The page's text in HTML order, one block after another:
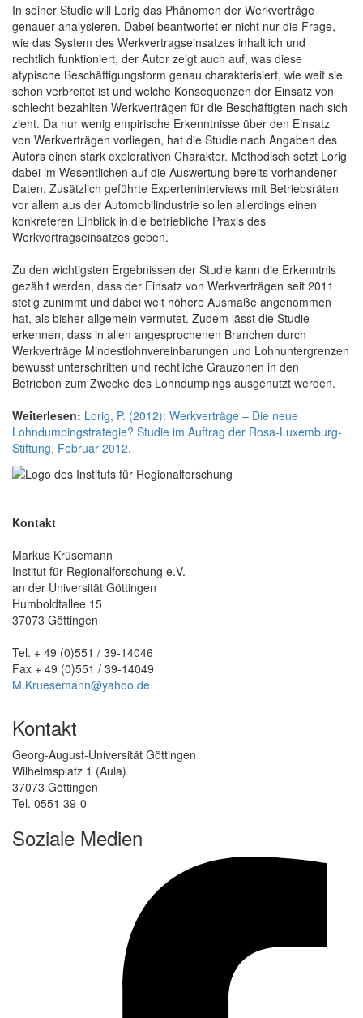
In seiner Studie will Lorig das Phänomen der Werkverträge
genauer analysieren. Dabei beantwortet er nicht nur die Frage,
wie das System des Werkvertragseinsatzes inhaltlich und
rechtlich funktioniert, der Autor zeigt auch auf, was diese
atypische Beschäftigungsform genau charakterisiert, wie weit sie
schon verbreitet ist und welche Konsequenzen der Einsatz von
schlecht bezahlten Werkverträgen für die Beschäftigten nach sich
zieht. Da nur wenig empirische Erkenntnisse über den Einsatz
von Werkverträgen vorliegen, hat die Studie nach Angaben des
Autors einen stark explorativen Charakter. Methodisch setzt Lorig
dabei im Wesentlichen auf die Auswertung bereits vorhandener
Daten. Zusätzlich geführte Experteninterviews mit Betriebsräten
vor allem aus der Automobilindustrie sollen allerdings einen
konkreteren Einblick in die betriebliche Praxis des
Werkvertragseinsatzes geben.
Zu den wichtigsten Ergebnissen der Studie kann die Erkenntnis
gezählt werden, dass der Einsatz von Werkverträgen seit 2011
stetig zunimmt und dabei weit höhere Ausmaße angenommen
hat, als bisher allgemein vermutet. Zudem lässt die Studie
erkennen, dass in allen angesprochenen Branchen durch
Werkverträge Mindestlohnvereinbarungen und Lohnuntergrenzen
bewusst unterschritten und rechtliche Grauzonen in den
Betrieben zum Zwecke des Lohndumpings ausgenutzt werden.
Weiterlesen: Lorig, P. (2012): Werkverträge – Die neue
Lohndumpingstrategie? Studie im Auftrag der Rosa-Luxemburg-
Stiftung, Februar 2012.
Kontakt
Markus Krüsemann
Institut für Regionalforschung e.V.
an der Universität Göttingen
Humboldtallee 15
37073 Göttingen
Tel. + 49 (0)551 / 39-14046
Fax + 49 (0)551 / 39-14049
M.Kruesemann@yahoo.de
Kontakt
Georg-August-Universität Göttingen
Wilhelmsplatz 1 (Aula)
37073 Göttingen
Tel. 0551 39-0
Soziale Medien